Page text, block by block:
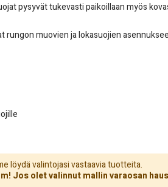
pysyvät tukevasti paikoillaan myös
muovien ja lokasuojien
löydä valintojasi vastaavia tuotteita.
Jos olet valinnut mallin varaosan